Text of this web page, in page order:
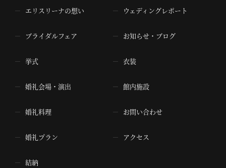
エリスリーナの想い
ブライダルフェア
挙式
婚礼会場・演出
婚礼料理
婚礼プラン
結納
ウェディングレポート
お知らせ・ブログ
衣装
館内施設
お問い合わせ
アクセス